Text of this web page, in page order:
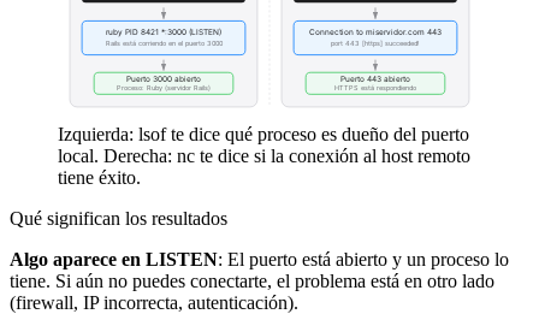
ruby PID 8421 *:3000 (LISTEN)
Rails está corriendo en el puerto 3000
Puerto 3000 abierto
Proceso: Ruby (servidor Rails)
Connection to miservidor.com 443
port 443 [https] succeeded!
Puerto 443 abierto
HTTPS está respondiendo
Izquierda: lsof te dice qué proceso es dueño del puerto
local. Derecha: nc te dice si la conexión al host remoto
tiene éxito.
Qué significan los resultados
Algo aparece en LISTEN: El puerto está abierto y un proceso lo
tiene. Si aún no puedes conectarte, el problema está en otro lado
(firewall, IP incorrecta, autenticación).